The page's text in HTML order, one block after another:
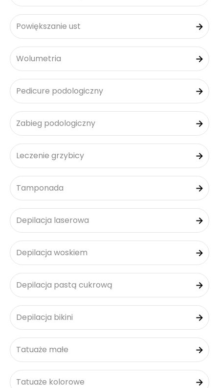
Powiększanie ust
Wolumetria
Pedicure podologiczny
Zabieg podologiczny
Leczenie grzybicy
Tamponada
Depilacja laserowa
Depilacja woskiem
Depilacja pastą cukrową
Depilacja bikini
Tatuaże małe
Tatuaże kolorowe